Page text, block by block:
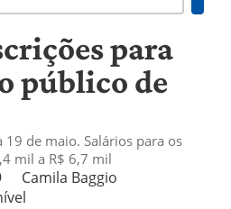
para
público de
de maio. Salários para os
mil a R$ 6,7 mil
Camila Baggio